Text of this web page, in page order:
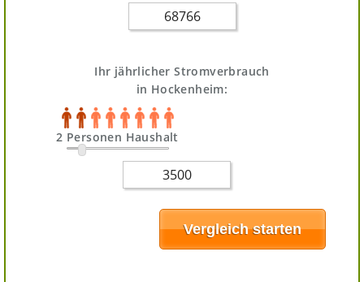
Ihr jährlicher Stromverbrauch
in Hockenheim:
2 Personen Haushalt